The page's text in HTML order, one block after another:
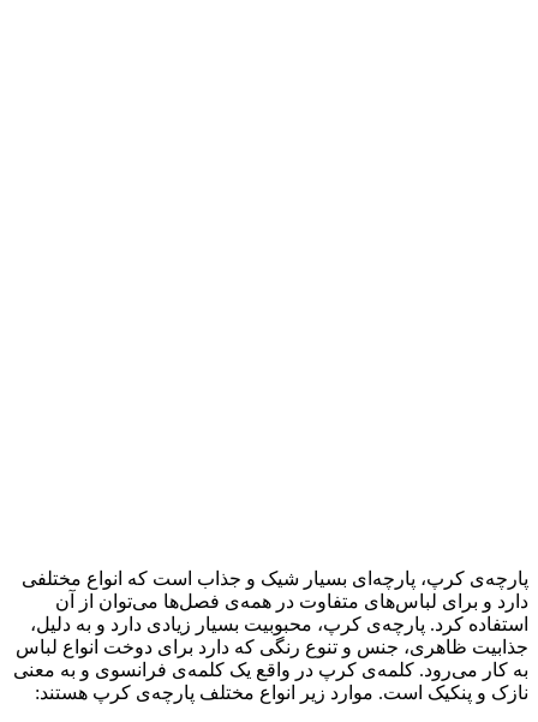
پارچه‌ی کرپ، پارچه‌ای بسیار شیک و جذاب است که انواع مختلفی
دارد و برای لباس‌های متفاوت در همه‌ی فصل‌ها می‌توان از آن
استفاده کرد. پارچه‌ی کرپ، محبوبیت بسیار زیادی دارد و به دلیل،
جذابیت ظاهری، جنس و تنوع رنگی که دارد برای دوخت انواع لباس
به کار می‌رود. کلمه‌ی کرپ در واقع یک کلمه‌ی فرانسوی و به معنی
نازک و پنکیک است. موارد زیر انواع مختلف پارچه‌ی کرپ هستند: